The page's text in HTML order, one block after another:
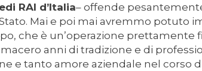
RAI d’Italia– offende
Mai e poi mai avremmo potuto
che è un’operazione prettamente
anni di tradizione e di
e tanto amore aziendale nel corso